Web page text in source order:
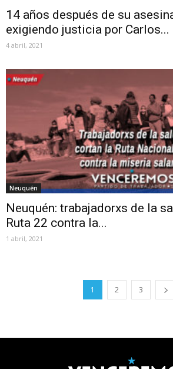
14 años después de su
exigiendo justicia por Carlos...
4 abril, 2021
Neuquén
Neuquén: trabajadorxs de la
Ruta 22 contra la...
1 abril, 2021
1 2 3